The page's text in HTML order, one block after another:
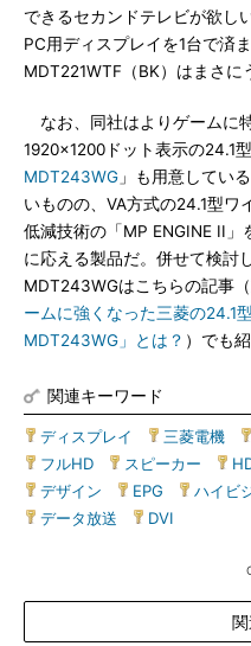
できるセカンドテレビが欲し
PC用ディスプレイを1台で済
MDT221WTF（BK）はまさに
なお、同社はよりゲームに
1920×1200ドット表示の24.1
MDT243WG 」も用意してい
いものの、VA方式の24.1型ワ
低減技術の「MP ENGINE II
に応える製品だ。併せて検討
MDT243WGはこちらの記事（
ームに強くなった三菱の24.1
MDT243WG」とは？ ）でも
関連キーワード
ディスプレイ 三菱電機
フルHD
スピーカー
デザイン
EPG ハイビ
データ放送
DVI